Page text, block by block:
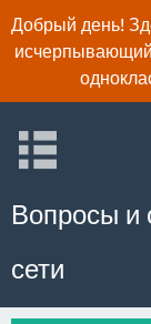
Добрый день!
исчерпывающий
Вопросы и
сети